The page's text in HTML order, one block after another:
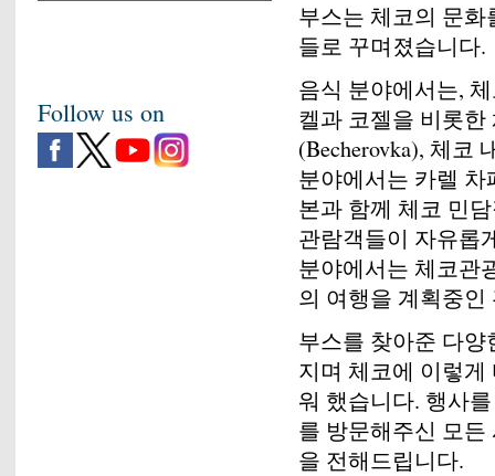
부스는 체코의 문
들로 꾸며졌습니다.
음식 분야에서는,
켈과 코젤을 비롯
(Becherovka), 체코
분야에서는 카렐
본과 함께 체코 민
관람객들이 자유롭
분야에서는 체코관
의 여행을 계획중
부스를 찾아준 다
지며 체코에 이렇
워 했습니다. 행사
를 방문해주신 모
을 전해드립니다.
Follow us on